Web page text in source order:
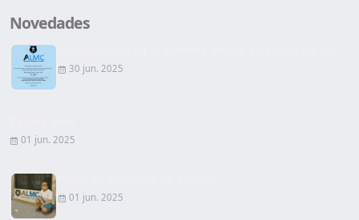
Novedades
30 jun. 2025
01 jun. 2025
01 jun. 2025